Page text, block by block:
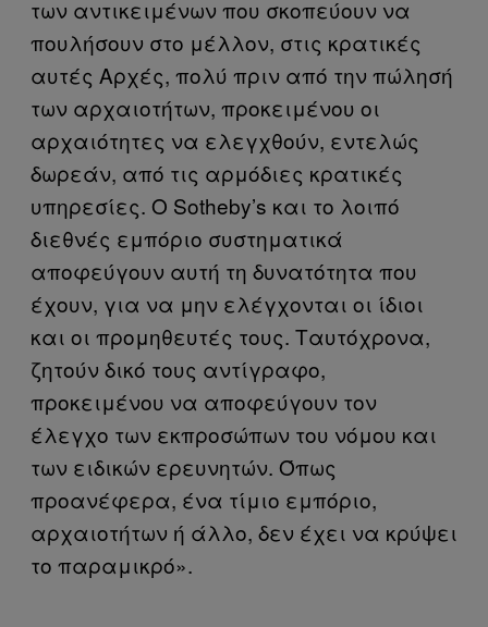
των αντικειμένων που σκοπεύουν να
πουλήσουν στο μέλλον, στις κρατικές
αυτές Αρχές, πολύ πριν από την πώλησή
των αρχαιοτήτων, προκειμένου οι
αρχαιότητες να ελεγχθούν, εντελώς
δωρεάν, από τις αρμόδιες κρατικές
υπηρεσίες. Ο Sotheby’s και το λοιπό
διεθνές εμπόριο συστηματικά
αποφεύγουν αυτή τη δυνατότητα που
έχουν, για να μην ελέγχονται οι ίδιοι
και οι προμηθευτές τους. Ταυτόχρονα,
ζητούν δικό τους αντίγραφο,
προκειμένου να αποφεύγουν τον
έλεγχο των εκπροσώπων του νόμου και
των ειδικών ερευνητών. Όπως
προανέφερα, ένα τίμιο εμπόριο,
αρχαιοτήτων ή άλλο, δεν έχει να κρύψει
το παραμικρό».